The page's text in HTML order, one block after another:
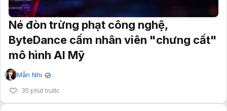
Né đòn trừng phạt công nghệ,
ByteDance cấm nhân viên "chưng cất"
mô hình AI Mỹ
Mẫn Nhi ✔
35 phút trước